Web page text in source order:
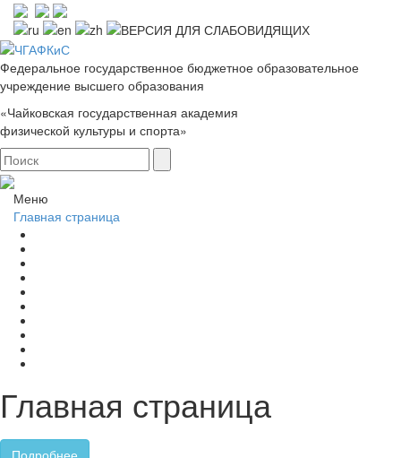
Федеральное государственное бюджетное образовательное
учреждение высшего образования
«Чайковская государственная академия
физической культуры и спорта»
Меню
Главная страница
Главная страница